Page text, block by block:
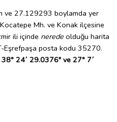
ve 27.129293 boylamda yer
Mh. ve Konak ilçesine
ili içinde nerede olduğu harita
Eşrefpaşa posta kodu 35270.
38° 24´ 29.0376" ve 27° 7´